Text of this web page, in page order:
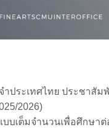
ำประเทศไทย ประชาสั
2026)
บเต็มจำนวนเพื่อศึกษา